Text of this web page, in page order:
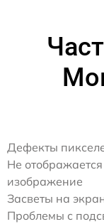
Дефекты
Не отображается
изображение
Засветы на
Проблемы с